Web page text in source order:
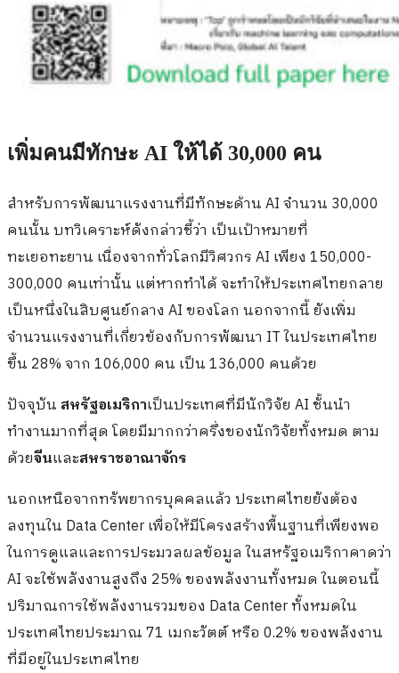
เพิ่มคนมีทักษะ AI ให้ได้ 30,000 คน
สำหรับการพัฒนาแรงงานที่มีทักษะด้าน AI จำนวน 30,000
คนนั้น บทวิเคราะห์ดังกล่าวชี้ว่า เป็นเป้าหมายที่
ทะเยอทะยาน เนื่องจากทั่วโลกมีวิศวกร AI เพียง 150,000-
300,000 คนเท่านั้น แต่หากทำได้ จะทำให้ประเทศไทยกลาย
เป็นหนึ่งในสิบศูนย์กลาง AI ของโลก นอกจากนี้ ยังเพิ่ม
จำนวนแรงงานที่เกี่ยวข้องกับการพัฒนา IT ในประเทศไทย
ขึ้น 28% จาก 106,000 คน เป็น 136,000 คนด้วย
ปัจจุบันสหรัฐอเมริกาเป็นประเทศที่มีนักวิจัย AI ชั้นนำ
ทำงานมากที่สุด โดยมีมากกว่าครึ่งของนักวิจัยทั้งหมด ตาม
ด้วยจีนและสหราชอาณาจักร
นอกเหนือจากทรัพยากรบุคคลแล้ว ประเทศไทยยังต้อง
ลงทุนใน Data Center เพื่อให้มีโครงสร้างพื้นฐานที่เพียงพอ
ในการดูแลและการประมวลผลข้อมูล ในสหรัฐอเมริกาคาดว่า
AI จะใช้พลังงานสูงถึง 25% ของพลังงานทั้งหมด ในตอนนี้
ปริมาณการใช้พลังงานรวมของ Data Center ทั้งหมดใน
ประเทศไทยประมาณ 71 เมกะวัตต์ หรือ 0.2% ของพลังงาน
ที่มีอยู่ในประเทศไทย